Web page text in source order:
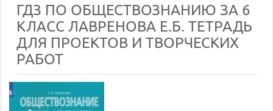
ГДЗ ПО ОБЩЕСТВОЗНАНИЮ ЗА 6
КЛАСС ЛАВРЕНОВА Е.Б. ТЕТРАДЬ
ДЛЯ ПРОЕКТОВ И ТВОРЧЕСКИХ
РАБОТ